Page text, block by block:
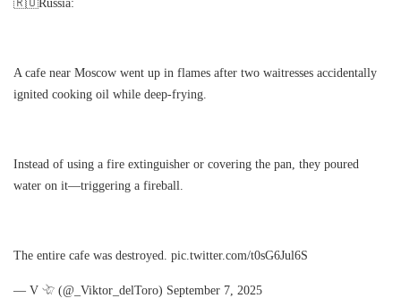
🇷🇺Russia:
A cafe near Moscow went up in flames after two waitresses accidentally
ignited cooking oil while deep-frying.
Instead of using a fire extinguisher or covering the pan, they poured
water on it—triggering a fireball.
The entire cafe was destroyed. pic.twitter.com/t0sG6Jul6S
— V 𓄀 (@_Viktor_delToro) September 7, 2025